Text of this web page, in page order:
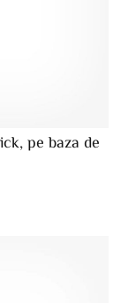
pe baza de